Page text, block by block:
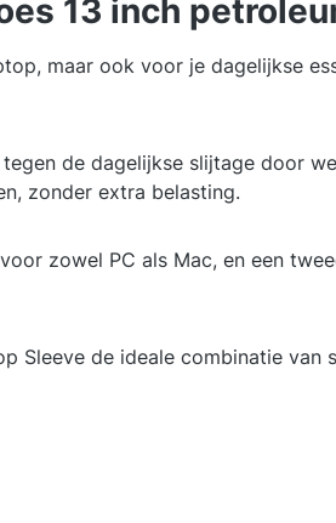
13 inch
maar ook voor je dagelijkse
de dagelijkse slijtage door
zonder extra belasting.
zowel PC als Mac, en een
Sleeve de ideale combinatie